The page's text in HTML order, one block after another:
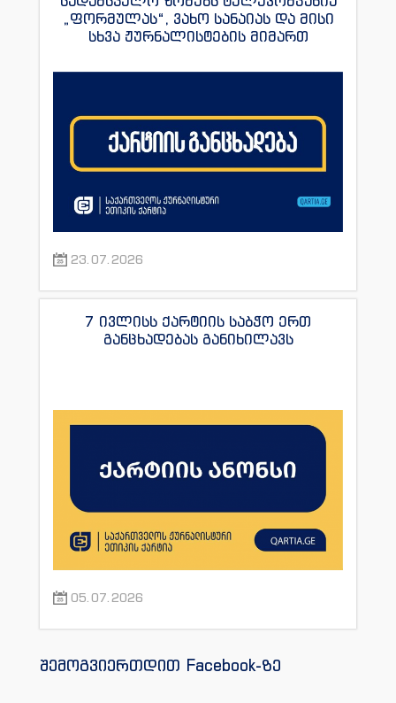
„ფორმულას“, ვახო სანაიას და მისი
სხვა ჟურნალისტების მიმართ
23.07.2026
7 ივლისს ქარტიის საბჭო ერთ
განცხადებას განიხილავს
05.07.2026
შემოგვიერთდით Facebook-ზე